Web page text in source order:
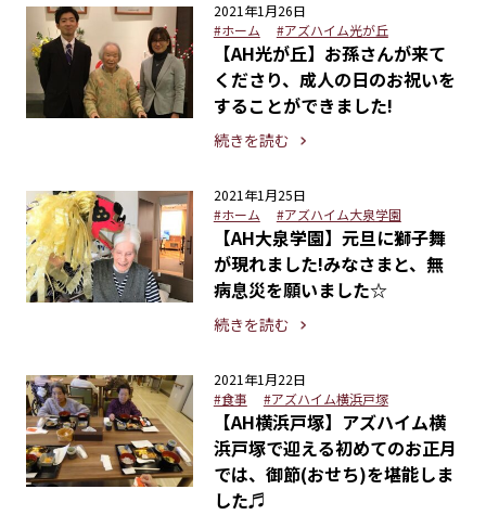
2021年1月26日
#ホーム
#アズハイム光が丘
【AH光が丘】お孫さんが来て
くださり、成人の日のお祝いを
することができました!
続きを読む
2021年1月25日
#ホーム
#アズハイム大泉学園
【AH大泉学園】元旦に獅子舞
が現れました!みなさまと、無
病息災を願いました☆
続きを読む
2021年1月22日
#食事
#アズハイム横浜戸塚
【AH横浜戸塚】アズハイム横
浜戸塚で迎える初めてのお正月
では、御節(おせち)を堪能しま
した♬